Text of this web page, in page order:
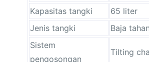
Kapasitas tangki
65 liter
Jenis tangki
Baja
Sistem
pengosongan
Tilting